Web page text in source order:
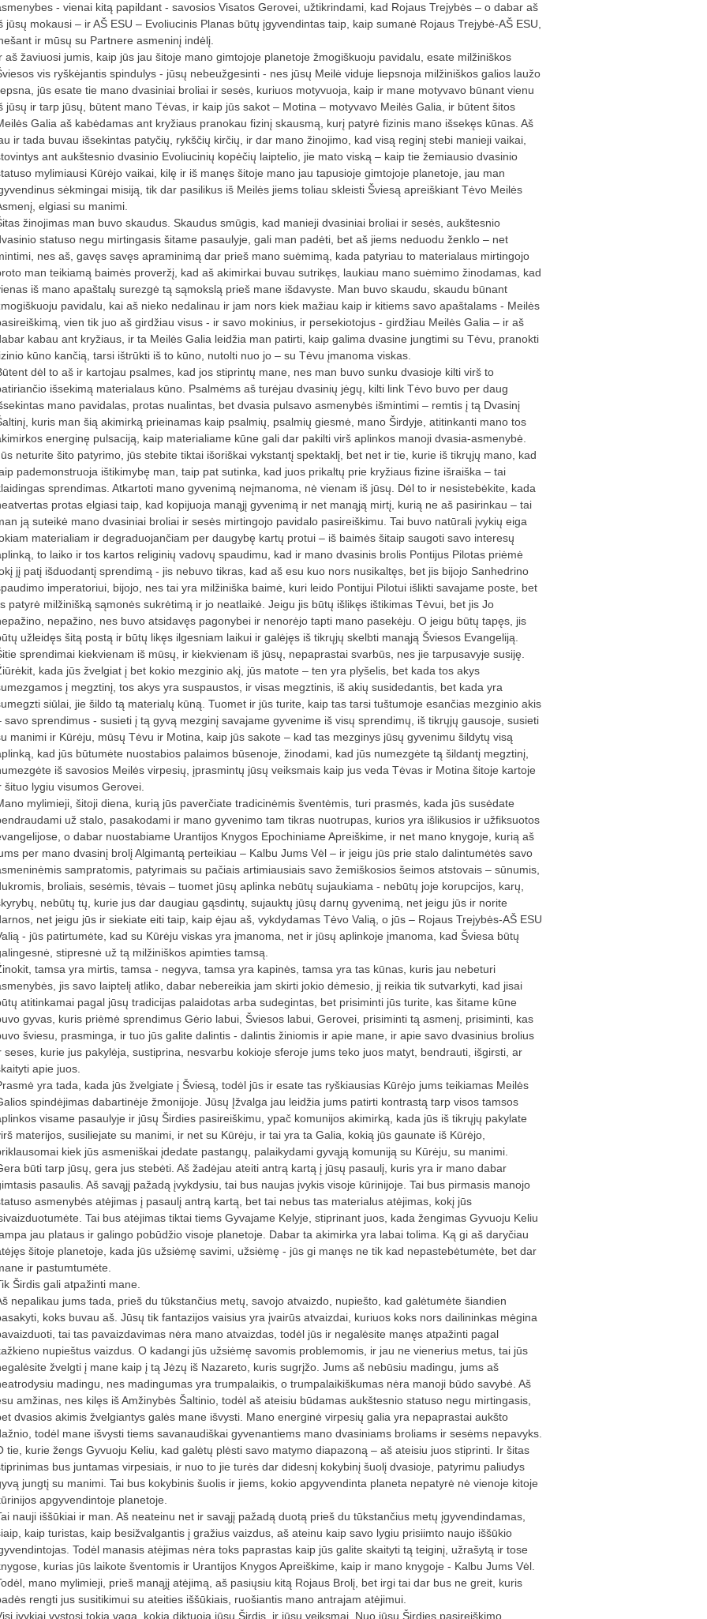
- vienai kitą papildant - savosios Visatos Gerovei, užtikrindami, kad Rojaus Trejybės – o dabar aš
jūsų mokausi – ir AŠ ESU – Evoliucinis Planas būtų įgyvendintas taip, kaip sumanė Rojaus Trejybė-AŠ ESU,
ir mūsų su Partnere asmeninį indėlį.
aš žaviuosi jumis, kaip jūs jau šitoje mano gimtojoje planetoje žmogiškuoju pavidalu, esate milžiniškos
vis ryškėjantis spindulys - jūsų nebeužgesinti - nes jūsų Meilė viduje liepsnoja milžiniškos galios laužo
jūs esate tie mano dvasiniai broliai ir sesės, kuriuos motyvuoja, kaip ir mane motyvavo būnant vienu
jūsų ir tarp jūsų, būtent mano Tėvas, ir kaip jūs sakot – Motina – motyvavo Meilės Galia, ir būtent šitos
Galia aš kabėdamas ant kryžiaus pranokau fizinį skausmą, kurį patyrė fizinis mano išsekęs kūnas. Aš
ir tada buvau išsekintas patyčių, rykščių kirčių, ir dar mano žinojimo, kad visą reginį stebi manieji vaikai,
ant aukštesnio dvasinio Evoliucinių kopėčių laiptelio, jie mato viską – kaip tie žemiausio dvasinio
mylimiausi Kūrėjo vaikai, kilę ir iš manęs šitoje mano jau tapusioje gimtojoje planetoje, jau man
sėkmingai misiją, tik dar pasilikus iš Meilės jiems toliau skleisti Šviesą apreiškiant Tėvo Meilės
elgiasi su manimi.
žinojimas man buvo skaudus. Skaudus smūgis, kad manieji dvasiniai broliai ir sesės, aukštesnio
statuso negu mirtingasis šitame pasaulyje, gali man padėti, bet aš jiems neduodu ženklo – net
nes aš, gavęs savęs apraminimą dar prieš mano suėmimą, kada patyriau to materialaus mirtingojo
man teikiamą baimės proveržį, kad aš akimirkai buvau sutrikęs, laukiau mano suėmimo žinodamas, kad
iš mano apaštalų surezgė tą sąmokslą prieš mane išdavyste. Man buvo skaudu, skaudu būnant
pavidalu, kai aš nieko nedalinau ir jam nors kiek mažiau kaip ir kitiems savo apaštalams - Meilės
vien tik juo aš girdžiau visus - ir savo mokinius, ir persekiotojus - girdžiau Meilės Galia – ir aš
kabau ant kryžiaus, ir ta Meilės Galia leidžia man patirti, kaip galima dvasine jungtimi su Tėvu, pranokti
kūno kančią, tarsi ištrūkti iš to kūno, nutolti nuo jo – su Tėvu įmanoma viskas.
dėl to aš ir kartojau psalmes, kad jos stiprintų mane, nes man buvo sunku dvasioje kilti virš to
išsekimą materialaus kūno. Psalmėms aš turėjau dvasinių jėgų, kilti link Tėvo buvo per daug
mano pavidalas, protas nualintas, bet dvasia pulsavo asmenybės išmintimi – remtis į tą Dvasinį
kuris man šią akimirką prieinamas kaip psalmių, psalmių giesmė, mano Širdyje, atitinkanti mano tos
energinę pulsaciją, kaip materialiame kūne gali dar pakilti virš aplinkos manoji dvasia-asmenybė.
neturite šito patyrimo, jūs stebite tiktai išoriškai vykstantį spektaklį, bet net ir tie, kurie iš tikrųjų mano, kad
pademonstruoja ištikimybę man, taip pat sutinka, kad juos prikaltų prie kryžiaus fizine išraiška – tai
sprendimas. Atkartoti mano gyvenimą neįmanoma, nė vienam iš jūsų. Dėl to ir nesistebėkite, kada
protas elgiasi taip, kad kopijuoja manąjį gyvenimą ir net manąją mirtį, kurią ne aš pasirinkau – tai
ją suteikė mano dvasiniai broliai ir sesės mirtingojo pavidalo pasireiškimu. Tai buvo natūrali įvykių eiga
materialiam ir degraduojančiam per daugybę kartų protui – iš baimės šitaip saugoti savo interesų
to laiko ir tos kartos religinių vadovų spaudimu, kad ir mano dvasinis brolis Pontijus Pilotas priėmė
jį patį išduodantį sprendimą - jis nebuvo tikras, kad aš esu kuo nors nusikaltęs, bet jis bijojo Sanhedrino
imperatoriui, bijojo, nes tai yra milžiniška baimė, kuri leido Pontijui Pilotui išlikti savajame poste, bet
patyrė milžinišką sąmonės sukrėtimą ir jo neatlaikė. Jeigu jis būtų išlikęs ištikimas Tėvui, bet jis Jo
nepažino, nes buvo atsidavęs pagonybei ir nenorėjo tapti mano pasekėju. O jeigu būtų tapęs, jis
užleidęs šitą postą ir būtų likęs ilgesniam laikui ir galėjęs iš tikrųjų skelbti manąją Šviesos Evangeliją.
sprendimai kiekvienam iš mūsų, ir kiekvienam iš jūsų, nepaprastai svarbūs, nes jie tarpusavyje susiję.
kada jūs žvelgiat į bet kokio mezginio akį, jūs matote – ten yra plyšelis, bet kada tos akys
į megztinį, tos akys yra suspaustos, ir visas megztinis, iš akių susidedantis, bet kada yra
siūlai, jie šildo tą materialų kūną. Tuomet ir jūs turite, kaip tas tarsi tuštumoje esančias mezginio akis
savo sprendimus - susieti į tą gyvą mezginį savajame gyvenime iš visų sprendimų, iš tikrųjų gausoje, susieti
manimi ir Kūrėju, mūsų Tėvu ir Motina, kaip jūs sakote – kad tas mezginys jūsų gyvenimu šildytų visą
kad jūs būtumėte nuostabios palaimos būsenoje, žinodami, kad jūs numezgėte tą šildantį megztinį,
iš savosios Meilės virpesių, įprasmintų jūsų veiksmais kaip jus veda Tėvas ir Motina šitoje kartoje
šituo lygiu visumos Gerovei.
mylimieji, šitoji diena, kurią jūs paverčiate tradicinėmis šventėmis, turi prasmės, kada jūs susėdate
už stalo, pasakodami ir mano gyvenimo tam tikras nuotrupas, kurios yra išlikusios ir užfiksuotos
o dabar nuostabiame Urantijos Knygos Epochiniame Apreiškime, ir net mano knygoje, kurią aš
per mano dvasinį brolį Algimantą perteikiau – Kalbu Jums Vėl – ir jeigu jūs prie stalo dalintumėtės savo
sampratomis, patyrimais su pačiais artimiausiais savo žemiškosios šeimos atstovais – sūnumis,
broliais, sesėmis, tėvais – tuomet jūsų aplinka nebūtų sujaukiama - nebūtų joje korupcijos, karų,
nebūtų tų, kurie jus dar daugiau gąsdintų, sujauktų jūsų darnų gyvenimą, net jeigu jūs ir norite
net jeigu jūs ir siekiate eiti taip, kaip ėjau aš, vykdydamas Tėvo Valią, o jūs – Rojaus Trejybės-AŠ ESU
- jūs patirtumėte, kad su Kūrėju viskas yra įmanoma, net ir jūsų aplinkoje įmanoma, kad Šviesa būtų
stipresnė už tą milžiniškos apimties tamsą.
tamsa yra mirtis, tamsa - negyva, tamsa yra kapinės, tamsa yra tas kūnas, kuris jau nebeturi
jis savo laiptelį atliko, dabar nebereikia jam skirti jokio dėmesio, jį reikia tik sutvarkyti, kad jisai
atitinkamai pagal jūsų tradicijas palaidotas arba sudegintas, bet prisiminti jūs turite, kas šitame kūne
gyvas, kuris priėmė sprendimus Gėrio labui, Šviesos labui, Gerovei, prisiminti tą asmenį, prisiminti, kas
šviesu, prasminga, ir tuo jūs galite dalintis - dalintis žiniomis ir apie mane, ir apie savo dvasinius brolius
seses, kurie jus pakylėja, sustiprina, nesvarbu kokioje sferoje jums teko juos matyt, bendrauti, išgirsti, ar
apie juos.
yra tada, kada jūs žvelgiate į Šviesą, todėl jūs ir esate tas ryškiausias Kūrėjo jums teikiamas Meilės
spindėjimas dabartinėje žmonijoje. Jūsų Įžvalga jau leidžia jums patirti kontrastą tarp visos tamsos
visame pasaulyje ir jūsų Širdies pasireiškimu, ypač komunijos akimirką, kada jūs iš tikrųjų pakylate
materijos, susiliejate su manimi, ir net su Kūrėju, ir tai yra ta Galia, kokią jūs gaunate iš Kūrėjo,
kiek jūs asmeniškai įdedate pastangų, palaikydami gyvąją komuniją su Kūrėju, su manimi.
būti tarp jūsų, gera jus stebėti. Aš žadėjau ateiti antrą kartą į jūsų pasaulį, kuris yra ir mano dabar
pasaulis. Aš savąjį pažadą įvykdysiu, tai bus naujas įvykis visoje kūrinijoje. Tai bus pirmasis manojo
asmenybės atėjimas į pasaulį antrą kartą, bet tai nebus tas materialus atėjimas, kokį jūs
Tai bus atėjimas tiktai tiems Gyvajame Kelyje, stiprinant juos, kada žengimas Gyvuoju Keliu
jau plataus ir galingo pobūdžio visoje planetoje. Dabar ta akimirka yra labai tolima. Ką gi aš daryčiau
šitoje planetoje, kada jūs užsiėmę savimi, užsiėmę - jūs gi manęs ne tik kad nepastebėtumėte, bet dar
ir pastumtumėte.
Širdis gali atpažinti mane.
nepalikau jums tada, prieš du tūkstančius metų, savojo atvaizdo, nupiešto, kad galėtumėte šiandien
koks buvau aš. Jūsų tik fantazijos vaisius yra įvairūs atvaizdai, kuriuos koks nors dailininkas mėgina
tai tas pavaizdavimas nėra mano atvaizdas, todėl jūs ir negalėsite manęs atpažinti pagal
nupieštus vaizdus. O kadangi jūs užsiėmę savomis problemomis, ir jau ne vienerius metus, tai jūs
žvelgti į mane kaip į tą Jėzų iš Nazareto, kuris sugrįžo. Jums aš nebūsiu madingu, jums aš
madingu, nes madingumas yra trumpalaikis, o trumpalaikiškumas nėra manoji būdo savybė. Aš
amžinas, nes kilęs iš Amžinybės Šaltinio, todėl aš ateisiu būdamas aukštesnio statuso negu mirtingasis,
dvasios akimis žvelgiantys galės mane išvysti. Mano energinė virpesių galia yra nepaprastai aukšto
todėl mane išvysti tiems savanaudiškai gyvenantiems mano dvasiniams broliams ir sesėms nepavyks.
tie, kurie žengs Gyvuoju Keliu, kad galėtų plėsti savo matymo diapazoną – aš ateisiu juos stiprinti. Ir šitas
bus juntamas virpesiais, ir nuo to jie turės dar didesnį kokybinį šuolį dvasioje, patyrimu paliudys
jungtį su manimi. Tai bus kokybinis šuolis ir jiems, kokio apgyvendinta planeta nepatyrė nė vienoje kitoje
apgyvendintoje planetoje.
nauji iššūkiai ir man. Aš neateinu net ir savąjį pažadą duotą prieš du tūkstančius metų įgyvendindamas,
kaip turistas, kaip besižvalgantis į gražius vaizdus, aš ateinu kaip savo lygiu prisiimto naujo iššūkio
Todėl manasis atėjimas nėra toks paprastas kaip jūs galite skaityti tą teiginį, užrašytą ir tose
kurias jūs laikote šventomis ir Urantijos Knygos Apreiškime, kaip ir mano knygoje - Kalbu Jums Vėl.
mano mylimieji, prieš manąjį atėjimą, aš pasiųsiu kitą Rojaus Brolį, bet irgi tai dar bus ne greit, kuris
rengti jus susitikimui su ateities iššūkiais, ruošiantis mano antrajam atėjimui.
įvykiai vystosi tokia vaga, kokią diktuoja jūsų Širdis, ir jūsų veiksmai. Nuo jūsų Širdies pasireiškimo